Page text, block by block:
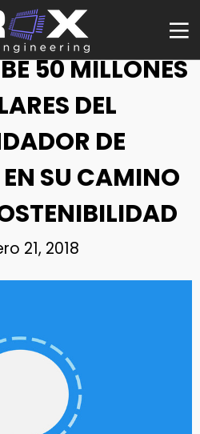
50 MILLONES
DEL
DE
SU CAMINO
21, 2018